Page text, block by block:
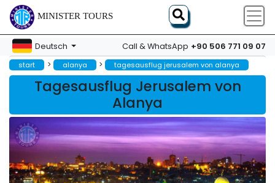
MINISTER TOURS
Deutsch Call & WhatsApp +90 506 771 09 07
start > alanya > tagesausflug jerusalem von alanya
Tagesausflug Jerusalem von
Alanya